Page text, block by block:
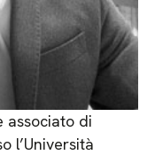
associato di
l’Università